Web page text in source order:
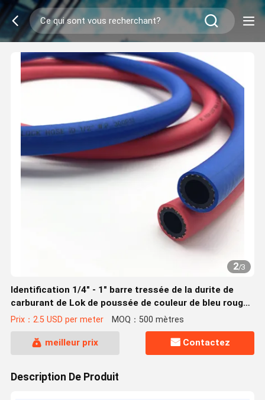
2/3
Identification 1/4" - 1" barre tressée de la durite de
carburant de Lok de poussée de couleur de bleu rouge
20 non - olive
Prix：2.5 USD per meter MOQ：500 mètres
meilleur prix Contactez
Description De Produit